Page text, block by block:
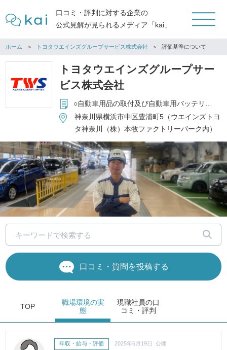
口コミ・評判に対する企業の
公式見解が見られるメディア「kai」
ホーム トヨタウエインズグループサービス株式会社 評価基準について
トヨタウエインズグループサー
ビス株式会社
○自動車用品の取付及び自動車用バッテリー、MT-10（エンジン添加剤）の販売 ○レクサス新車点検 ○自動車整備、点検修理、板金塗装 ○自動車の各種ボディーコート施工 ○Ｕ－Ｃａｒ商品化事業 ○損害保険代理業 ○アドブルー販売
神奈川県横浜市中区豊浦町5（ウエインズトヨ
タ神奈川（株）本牧ファクトリーパーク内）
口コミ・質問を投稿する
TOP
職場環境の実
態
現職社員の口
コミ・評判
年収・給与・評価 2025年6月19日 公開